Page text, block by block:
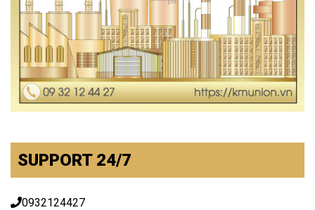
SUPPORT 24/7
0932124427